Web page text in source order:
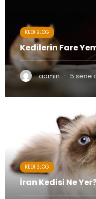
KEDI BLOG
Kedilerin Fare
admin · 5 sene
KEDI BLOG
İran Kedisi Ne